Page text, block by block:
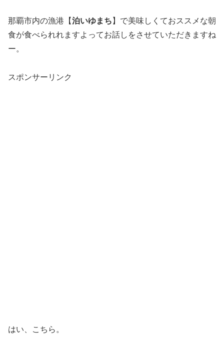
那覇市内の漁港【泊いゆまち 】で美味しくておススメな朝
食が食べられれますよってお話しをさせていただきますね
ー。
スポンサーリンク
はい、こちら。